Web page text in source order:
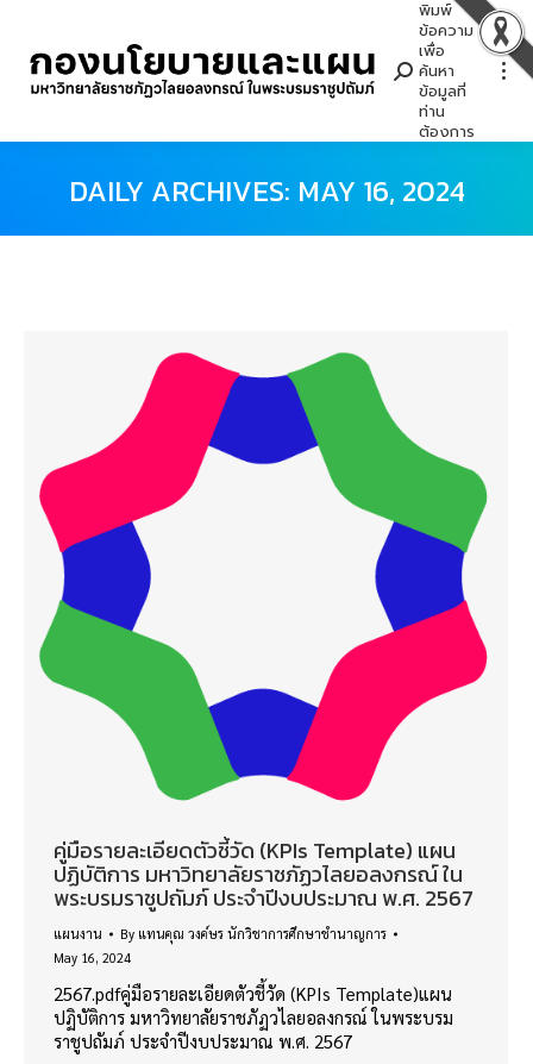
Search:
พิมพ์
ข้อความ
เพื่อ
ค้นหา
ข้อมูลที่
ท่าน
ต้องการ
DAILY ARCHIVES: MAY 16, 2024
คู่มือรายละเอียดตัวชี้วัด (KPIs Template) แผน
ปฏิบัติการ มหาวิทยาลัยราชภัฏวไลยอลงกรณ์ ใน
พระบรมราชูปถัมภ์ ประจำปีงบประมาณ พ.ศ. 2567
แผนงาน By แทนคุณ วงค์ษร นักวิชาการศึกษาชำนาญการ
May 16, 2024
2567.pdfคู่มือรายละเอียดตัวชี้วัด (KPIs Template)แผน
ปฏิบัติการ มหาวิทยาลัยราชภัฏวไลยอลงกรณ์ ในพระบรม
ราชูปถัมภ์ ประจำปีงบประมาณ พ.ศ. 2567